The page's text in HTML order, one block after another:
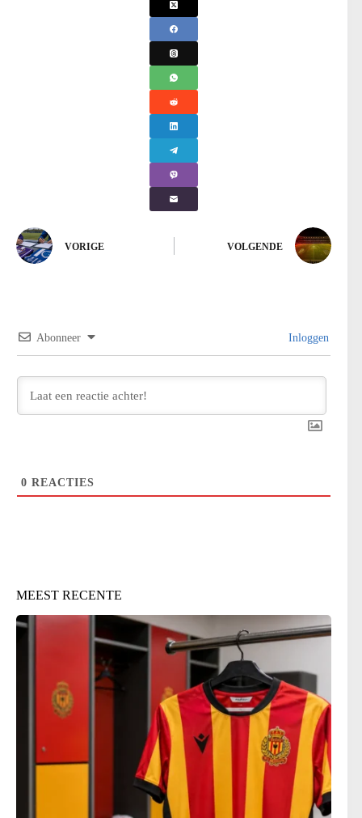
VORIGE VOLGENDE
Abonneer Inloggen
0 REACTIES
MEEST RECENTE